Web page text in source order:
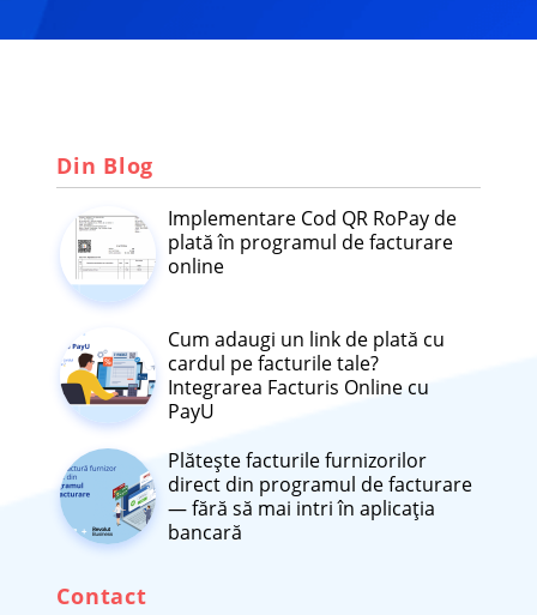
Din Blog
Implementare Cod QR RoPay de
plată în programul de facturare
online
Cum adaugi un link de plată cu
cardul pe facturile tale?
Integrarea Facturis Online cu
PayU
Plătește facturile furnizorilor
direct din programul de facturare
— fără să mai intri în aplicația
bancară
Contact